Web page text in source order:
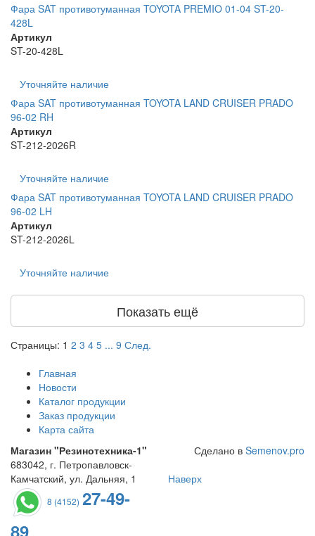
Фара SAT противотуманная TOYOTA PREMIO 01-04 ST-20-
428L
Артикул
ST-20-428L
Уточняйте наличие
Фара SAT противотуманная TOYOTA LAND CRUISER PRADO
96-02 RH
Артикул
ST-212-2026R
Уточняйте наличие
Фара SAT противотуманная TOYOTA LAND CRUISER PRADO
96-02 LH
Артикул
ST-212-2026L
Уточняйте наличие
Показать ещё
Страницы: 1 2 3 4 5 ... 9 След.
Главная
Новости
Каталог продукции
Заказ продукции
Карта сайта
Магазин "Резинотехника-1"
683042, г. Петропавловск-
Камчатский, ул. Дальняя, 1
8 (4152) 27-49-
Сделано в Semenov.pro
Наверх